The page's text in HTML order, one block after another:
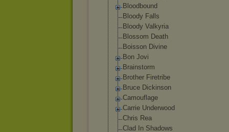
Bloodbound
Bloody Falls
Bloody Valkyria
Blossom Death
Boisson Divine
Bon Jovi
Brainstorm
Brother Firetribe
Bruce Dickinson
Camouflage
Carrie Underwood
Chris Rea
Clad In Shadows